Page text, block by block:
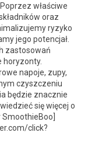
właściwe
oraz
ryzyko
jego potencjał.
zastosowań
horyzonty.
napoje, zupy,
czyszczeniu
będzie znacznie
się więcej o
click?